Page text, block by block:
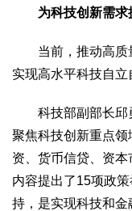
三农
智慧农业 智慧乡村
国防
国防建设 军民融合
国际
中国与世界 国际视点
生态
为科技创新需
当前，推动高质
实现高水平科技自立
科技部副部长邱勇
聚焦科技创新重点
资、货币信贷、资
内容提出了15项政
持，是实现科技和金